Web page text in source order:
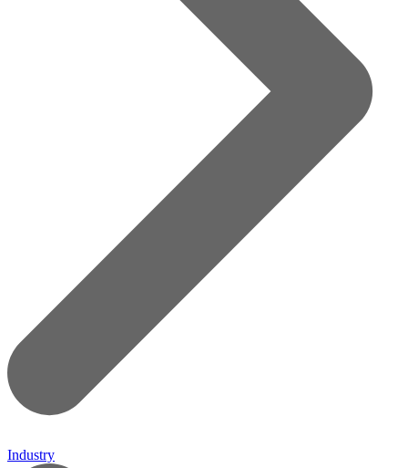
Industry